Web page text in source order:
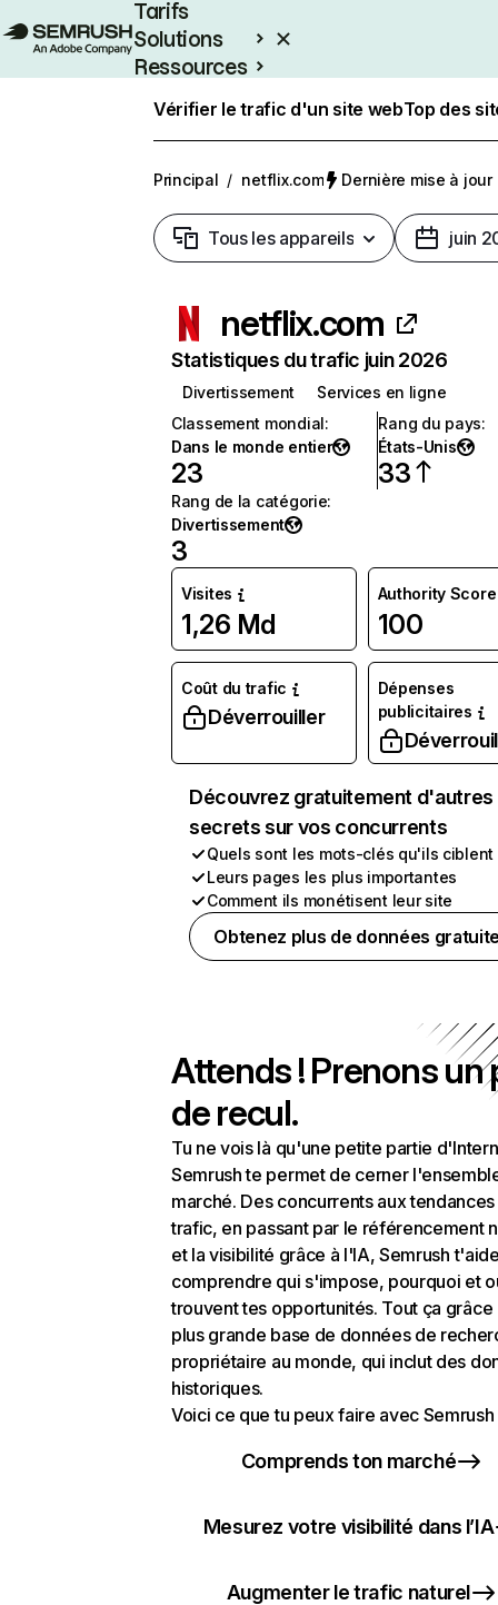
Tarifs
Solutions
Ressources
Vérifier le trafic d'un site webTop des
Principal / netflix.com Dernière mise à jour
Tous les appareils juin
netflix.com
Statistiques du trafic juin 2026
Divertissement
Services en ligne
Classement mondial:
Dans le monde entier
23
Rang du pays:
États-Unis
33
Rang de la catégorie:
Divertissement
3
Visites
1,26 Md
Authority Score
100
Coût du trafic
Déverrouiller
Dépenses
publicitaires
Découvrez gratuitement d'autres
secrets sur vos concurrents
Quels sont les mots-clés qu'ils ciblent
Leurs pages les plus importantes
Comment ils monétisent leur site
Obtenez plus de données
Attends ! Prenons un
de recul.
Tu ne vois là qu'une petite partie
Semrush te permet de cerner
marché. Des concurrents aux
trafic, en passant par le référencement
et la visibilité grâce à l'IA, Semrush
comprendre qui s'impose, pourquoi et
trouvent tes opportunités. Tout ça grâce
plus grande base de données de
propriétaire au monde, qui inclut des
historiques.
Voici ce que tu peux faire avec Semrush
Comprends ton marché
Mesurez votre visibilité dans l’IA
Augmenter le trafic naturel